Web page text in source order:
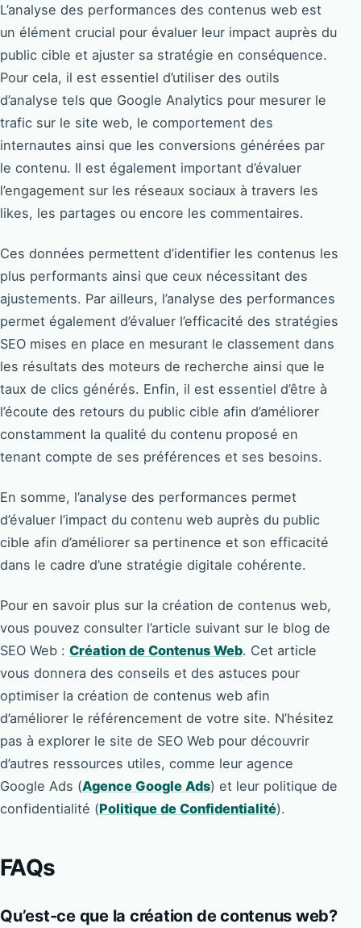
L’analyse des performances des contenus web est
un élément crucial pour évaluer leur impact auprès du
public cible et ajuster sa stratégie en conséquence.
Pour cela, il est essentiel d’utiliser des outils
d’analyse tels que Google Analytics pour mesurer le
trafic sur le site web, le comportement des
internautes ainsi que les conversions générées par
le contenu. Il est également important d’évaluer
l’engagement sur les réseaux sociaux à travers les
likes, les partages ou encore les commentaires.
Ces données permettent d’identifier les contenus les
plus performants ainsi que ceux nécessitant des
ajustements. Par ailleurs, l’analyse des performances
permet également d’évaluer l’efficacité des stratégies
SEO mises en place en mesurant le classement dans
les résultats des moteurs de recherche ainsi que le
taux de clics générés. Enfin, il est essentiel d’être à
l’écoute des retours du public cible afin d’améliorer
constamment la qualité du contenu proposé en
tenant compte de ses préférences et ses besoins.
En somme, l’analyse des performances permet
d’évaluer l’impact du contenu web auprès du public
cible afin d’améliorer sa pertinence et son efficacité
dans le cadre d’une stratégie digitale cohérente.
Pour en savoir plus sur la création de contenus web,
vous pouvez consulter l’article suivant sur le blog de
SEO Web : Création de Contenus Web. Cet article
vous donnera des conseils et des astuces pour
optimiser la création de contenus web afin
d’améliorer le référencement de votre site. N’hésitez
pas à explorer le site de SEO Web pour découvrir
d’autres ressources utiles, comme leur agence
Google Ads (Agence Google Ads) et leur politique de
confidentialité (Politique de Confidentialité).
FAQs
Qu’est-ce que la création de contenus web?